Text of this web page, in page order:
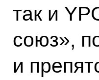
так и
союз»,
и